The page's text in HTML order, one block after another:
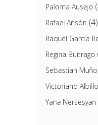
Paloma Ausejo
Rafael Ansón (4)
Raquel García
Regina Buitrago
Sebastian
Victoriano
Yana Nersesyan